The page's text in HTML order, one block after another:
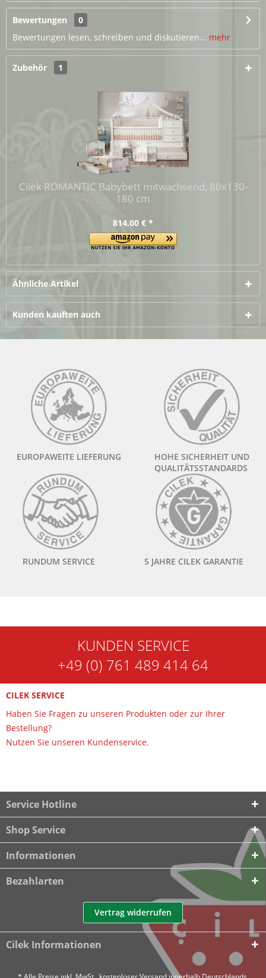
Bewertungen
0
Bewertungen lesen, schreiben und diskutieren... mehr
Zubehör 1
Cilek ROMANTIC Babybett mitwachsend, 80x130-
180 cm
814,00 € *
Ähnliche Artikel
Kunden kauften auch
EUROPAWEITE LIEFERUNG
HOHE SICHERHEIT UND
QUALITÄTSSTANDARDS
RUNDUM SERVICE 5 JAHRE CILEK GARANTIE
KUNDEN SERVICE
+49 (0) 761 489 414 64
CILEK SERVICE
Haben Sie Fragen zu unseren Produkten oder zur Ihrer
Bestellung?
Nutzen Sie unseren Kundenservice.
Service Hotline
Shop Service
Informationen
Bezahlarten
Vertrag widerrufen
Cilek Informationen